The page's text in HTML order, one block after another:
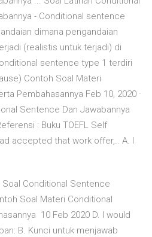
- Conditional sentence
dimana pengandaian
(realistis untuk terjadi) di
sentence type 1 terdiri
Contoh Soal Materi
Pembahasannya Feb 10, 2020 ·
Sentence Dan Jawabannya
: Buku TOEFL Self
accepted that work offer,.. A. I
Soal Conditional Sentence
Soal Materi Conditional
10 Feb 2020 D. I would
B. Kunci untuk menjawab